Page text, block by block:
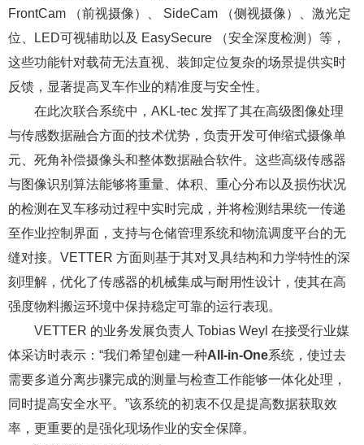
FrontCam （前视摄像）、 SideCam （侧视摄像）、激光定
位、LED可视辅助以及 EasySecure （安全深度检测）等，
这些功能针对载荷无法直视、装卸定位复杂的场景提供实时
反馈，显著提高叉车作业的精准度与安全性。
在此次联合系统中，AKL-tec 发挥了其在高级图像处理
与传感数据融合方面的技术优势，负责开发可伸缩式摄像单
元、死角补偿摄像头和整体数据融合软件。这些高级传感器
与图像识别算法能够将重量、体积、重心分布以及损伤状况
的检测在叉车移动过程中实时完成，并将检测结果统一传递
至作业控制界面，支持与仓储管理系统和物流调度平台的无
缝对接。VETTER 方面则基于其对叉具结构和力学特性的深
刻理解，优化了传感器的机械集成与耐用性设计，使其在高
强度物料搬运环境中保持稳定可靠的运行表现。
VETTER 的业务发展负责人 Tobias Weyl 在接受行业媒
体采访时表示：“我们希望创建一种All-in-One系统，使过去
需要多道分离步骤完成的测量与检查工作能够一体化处理，
同时提高安全水平。”该系统的初衷不仅是提高数据获取效
率，更重要的是强化现场作业的安全保障。